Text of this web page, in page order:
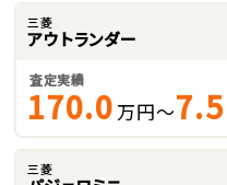
三菱
アウトランダー
査定実績
170.0 万円～7.5
三菱